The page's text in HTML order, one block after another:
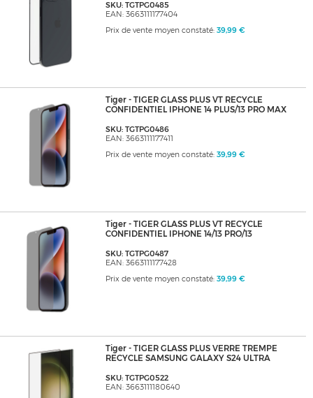
SKU: TGTPG0485
EAN: 3663111177404
Prix de vente moyen constaté: 39,99 €
Tiger - TIGER GLASS PLUS VT RECYCLE
CONFIDENTIEL IPHONE 14 PLUS/13 PRO MAX
SKU: TGTPG0486
EAN: 3663111177411
Prix de vente moyen constaté: 39,99 €
Tiger - TIGER GLASS PLUS VT RECYCLE
CONFIDENTIEL IPHONE 14/13 PRO/13
SKU: TGTPG0487
EAN: 3663111177428
Prix de vente moyen constaté: 39,99 €
Tiger - TIGER GLASS PLUS VERRE TREMPE
RECYCLE SAMSUNG GALAXY S24 ULTRA
SKU: TGTPG0522
EAN: 3663111180640